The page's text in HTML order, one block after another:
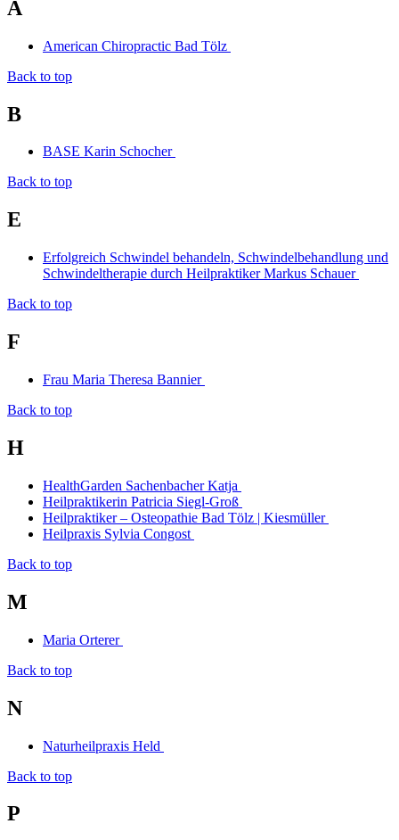
A
American Chiropractic Bad Tölz
Back to top
B
BASE Karin Schocher
Back to top
E
Erfolgreich Schwindel behandeln, Schwindelbehandlung und
Schwindeltherapie durch Heilpraktiker Markus Schauer
Back to top
F
Frau Maria Theresa Bannier
Back to top
H
HealthGarden Sachenbacher Katja
Heilpraktikerin Patricia Siegl-Groß
Heilpraktiker – Osteopathie Bad Tölz | Kiesmüller
Heilpraxis Sylvia Congost
Back to top
M
Maria Orterer
Back to top
N
Naturheilpraxis Held
Back to top
P